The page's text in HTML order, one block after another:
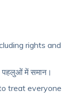
rights and
पहलुओं में समान।
treat everyone